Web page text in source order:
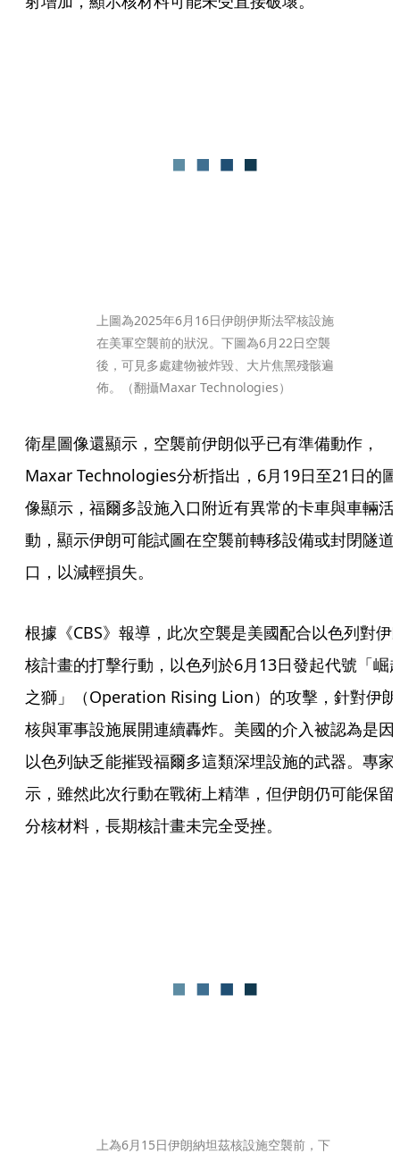
上圖為2025年6月16日伊朗伊斯法罕核設施
在美軍空襲前的狀況。下圖為6月22日空襲
後，可見多處建物被炸毀、大片焦黑殘骸遍
佈。（翻攝Maxar Technologies）
衛星圖像還顯示，空襲前伊朗似乎已有準備動作，
Maxar Technologies分析指出，6月19日至21日的圖
像顯示，福爾多設施入口附近有異常的卡車與車輛活
動，顯示伊朗可能試圖在空襲前轉移設備或封閉隧道
口，以減輕損失。
根據《CBS》報導，此次空襲是美國配合以色列對伊
核計畫的打擊行動，以色列於6月13日發起代號「崛
之獅」（Operation Rising Lion）的攻擊，針對伊朗
核與軍事設施展開連續轟炸。美國的介入被認為是因
以色列缺乏能摧毀福爾多這類深埋設施的武器。專家
示，雖然此次行動在戰術上精準，但伊朗仍可能保留
分核材料，長期核計畫未完全受挫。
上為6月15日伊朗納坦茲核設施空襲前，下